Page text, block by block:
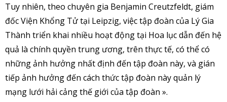
Tuy nhiên, theo chuyên gia Benjamin Creutzfeldt, giám
đốc Viện Khổng Tử tại Leipzig, việc tập đoàn của Lý Gia
Thành triển khai nhiều hoạt động tại Hoa lục dẫn đến hệ
quả là chính quyền trung ương, trên thực tế, có thể có
những ảnh hưởng nhất định đến tập đoàn này, và gián
tiếp ảnh hưởng đến cách thức tập đoàn này quản lý
mạng lưới hải cảng thế giới của tập đoàn ».